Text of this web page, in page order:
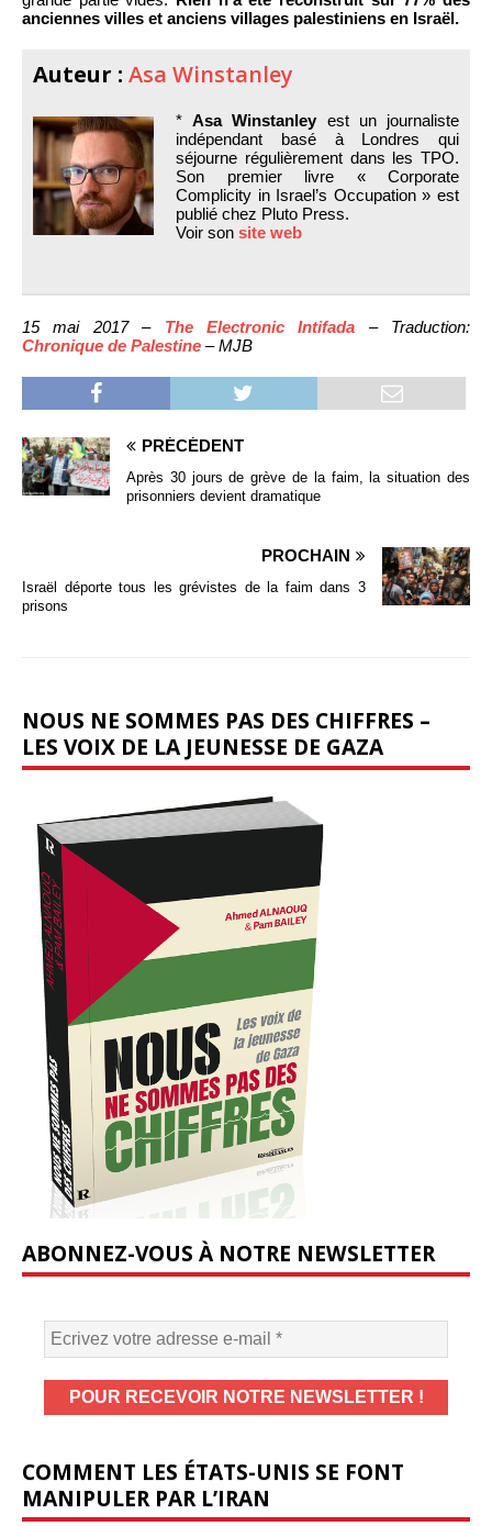
anciennes villes et anciens villages palestiniens en Israël.
Auteur : Asa Winstanley
*Asa Winstanley est un journaliste
indépendant basé à Londres qui
séjourne régulièrement dans les TPO.
Son premier livre « Corporate
Complicity in Israel’s Occupation » est
publié chez Pluto Press.
Voir son site web
15 mai 2017 – The Electronic Intifada – Traduction:
Chronique de Palestine – MJB
PRÉCÉDENT
Après 30 jours de grève de la faim, la situation des
prisonniers devient dramatique
PROCHAIN
Israël déporte tous les grévistes de la faim dans 3
prisons
NOUS NE SOMMES PAS DES CHIFFRES –
LES VOIX DE LA JEUNESSE DE GAZA
ABONNEZ-VOUS À NOTRE NEWSLETTER
COMMENT LES ÉTATS-UNIS SE FONT
MANIPULER PAR L’IRAN